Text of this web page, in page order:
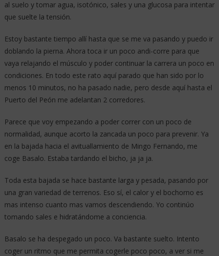
al suelo y tomar agua, isotónico, sales y una glucosa para intentar
que suelte la tensión.
Estoy bastante tiempo allí hasta que se me va pasando y puedo ir
doblando la pierna. Ahora toca ir un poco andi-corre para que
vaya relajando el músculo y poder continuar la carrera un poco en
condiciones. En todo este rato aquí parado que han sido por lo
menos 10 minutos, no ha pasado nadie, pero desde aquí hasta el
Puerto del Peón me adelantan 2 corredores.
Parece que voy empezando a poder correr con un poco de
normalidad, aunque acorto la zancada un poco para prevenir. Ya
en la bajada hacia el avituallamiento de Mingo Fernando, me
coge Basalo. Estaba tardando el bicho, ja ja ja.
Toda esta bajada se hace bastante larga y pesada, pasando por
una gran variedad de terrenos. Eso sí, el calor y el bochorno es
mas intenso cuanto mas vamos descendiendo. Yo continúo
tomando sales e hidratándome a conciencia.
Basalo se ha despegado un poco. Va bastante suelto. Intento
coger un ritmo que me permita cogerle poco poco, a ver si me